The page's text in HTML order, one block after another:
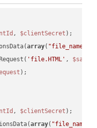
, $clientSecret
array( "file_name"
'file.HTML' ,
);
, $clientSecret
array( "file_name"